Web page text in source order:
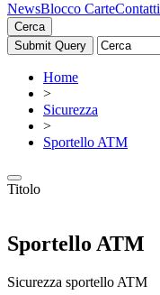
NewsBlocco CarteContatti
Cerca
Home
>
Sicurezza
>
Sportello ATM
Titolo
Sportello ATM
Sicurezza sportello ATM